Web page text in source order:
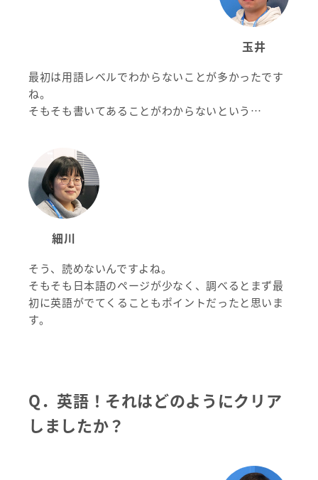
玉井
最初は用語レベルでわからないことが多かったです
ね。
そもそも書いてあることがわからないという…
細川
そう、読めないんですよね。
そもそも日本語のページが少なく、調べるとまず最
初に英語がでてくることもポイントだったと思いま
す。
Q．英語！それはどのようにクリア
しましたか？